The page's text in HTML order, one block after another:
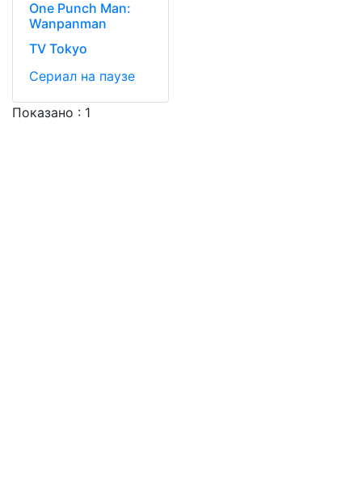
One Punch Man:
Wanpanman
TV Tokyo
Сериал на паузе
Показано : 1